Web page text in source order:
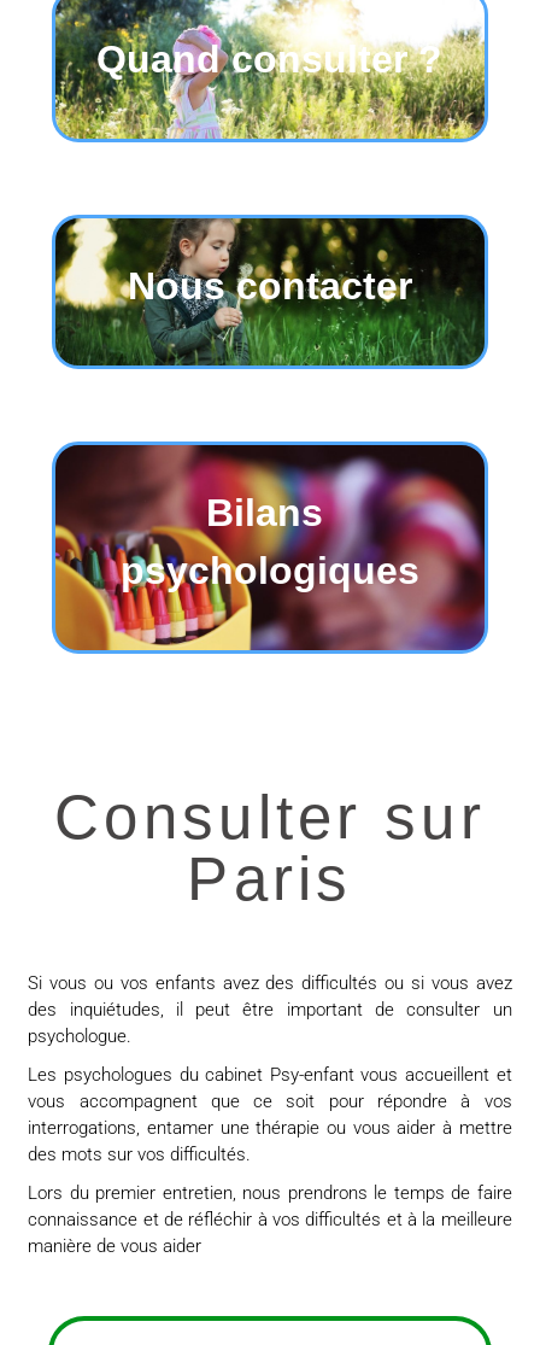
.
Quand consulter ?
.
Nous contacter
Bilans
psychologiques
Consulter sur
Paris
Si vous ou vos enfants avez des difficultés ou si vous avez
des inquiétudes, il peut être important de consulter un
psychologue.
Les psychologues du cabinet Psy-enfant vous accueillent et
vous accompagnent que ce soit pour répondre à vos
interrogations, entamer une thérapie ou vous aider à mettre
des mots sur vos difficultés.
Lors du premier entretien, nous prendrons le temps de faire
connaissance et de réfléchir à vos difficultés et à la meilleure
manière de vous aider